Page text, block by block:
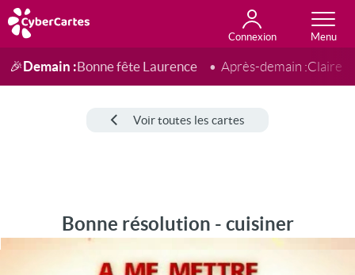
Connexion
Anniversaire
Fête du jour
Amour
Amitié
Merci
Toutes les cartes
🎉Demain :Bonne fête Laurence Après-demain :Claire
Voir toutes les cartes
Bonne résolution - cuisiner